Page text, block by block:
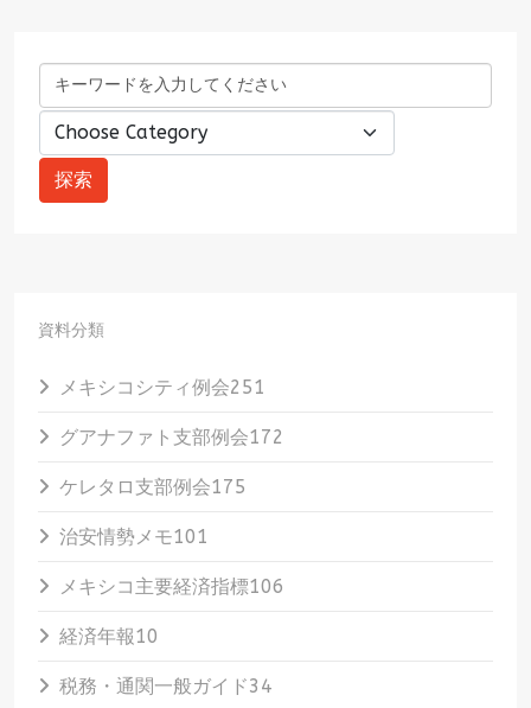
資料分類
メキシコシティ例会251
グアナファト支部例会172
ケレタロ支部例会175
治安情勢メモ101
メキシコ主要経済指標106
経済年報10
税務・通関一般ガイド34